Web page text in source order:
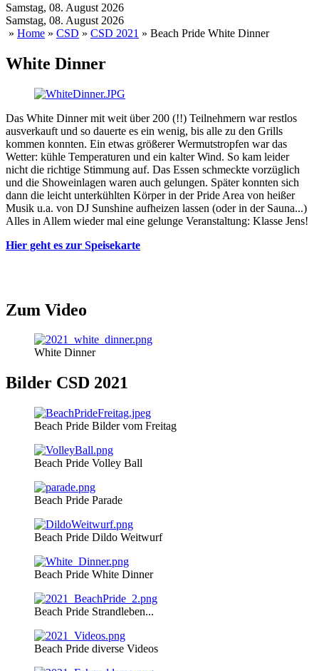
Samstag, 08. August 2026
Samstag, 08. August 2026
» Home » CSD » CSD 2021 » Beach Pride White Dinner
White Dinner
Das White Dinner mit weit über 200 (!!) Teilnehmern war restlos
ausverkauft und so dauerte es ein wenig, bis alle zu den Grills
kommen konnten. Ein etwas größerer Wermutstropfen war das
Wetter: kühle Temperaturen und ein kalter Wind. So kam leider
nicht die richtige Stimmung auf. Das Essen schmeckte vorzüglich
und die Showeinlagen waren auch gelungen. Später konnten sich
dann die leicht unterkühlten Körper in der Pride Area von heißer
Musik u.a. von DJ Sunshine aufheizen lassen (oder in der Sauna...)
Alles in Allem wieder mal eine gelunge Veranstaltung: Klasse Jens!
Hier geht es zur Speisekarte
Zum Video
White Dinner
Bilder CSD 2021
Beach Pride Bilder vom Freitag
Beach Pride Volley Ball
Beach Pride Parade
Beach Pride Dildo Weitwurf
Beach Pride White Dinner
Beach Pride Strandleben...
Beach Pride diverse Videos